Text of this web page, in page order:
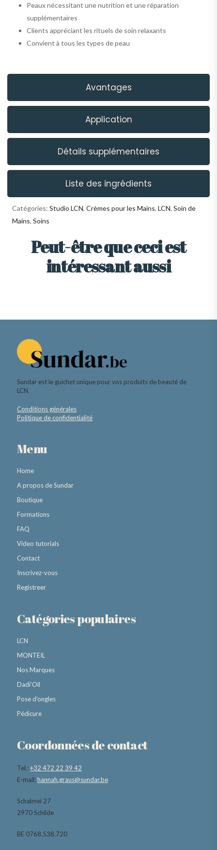
Avantages
Application
Détails supplémentaires
Liste des ingrédients
Peaux nécessitant une nutrition et une réparation
supplémentaires
Clients appréciant les rituels de soin relaxants
Convient à tous les types de peau
Catégories: Studio LCN, Crèmes pour les Mains, LCN, Soin de
Mains, Soins
Peut-être que ceci est
intéressant aussi
Sundar est le guichet unique pour vos produits de beauté de
LCN.
Conditions générales
Politique de confidentialité
Menu
Home
A propos de Sundar
Boutique
Formations
FAQ
Video tutorials
Contact
Inscrivez-vous
Registreer
Catégories populaires
LCN
MONTEIL
Nos Marques
Dadi’Oil
Pose d’ongles
Pédicure
Coordonnées de contact
Tel.:+32 472 22 39 42
E-mail:hannah.graus@sundar.be
Schalmei 27
2970 Schilde
BE 0768.538.720